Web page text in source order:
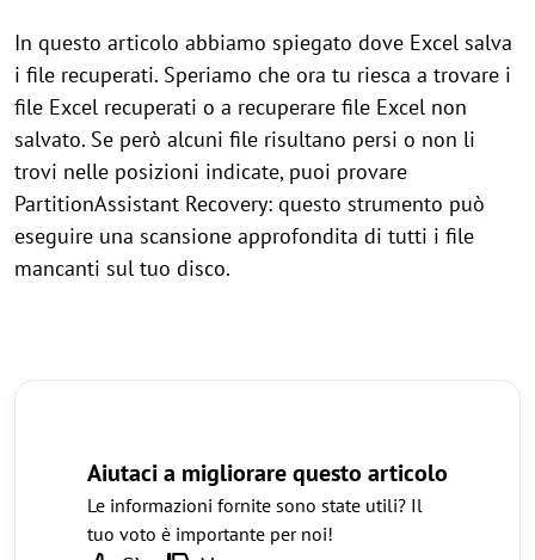
In questo articolo abbiamo spiegato dove Excel salva
i file recuperati. Speriamo che ora tu riesca a trovare i
file Excel recuperati o a recuperare file Excel non
salvato. Se però alcuni file risultano persi o non li
trovi nelle posizioni indicate, puoi provare
PartitionAssistant Recovery: questo strumento può
eseguire una scansione approfondita di tutti i file
mancanti sul tuo disco.
Aiutaci a migliorare questo articolo
Le informazioni fornite sono state utili? Il
tuo voto è importante per noi!